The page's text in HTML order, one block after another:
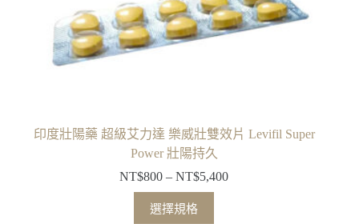
印度壯陽藥 超級艾力達 樂威壯雙效片 Levifil Super
Power 壯陽持久
NT$800 – NT$5,400
選擇規格